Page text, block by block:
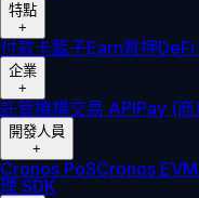
特點
+
付款卡籃子Earn質押
企業
+
託管機構交易 APIPay (商
開發人員
+
Cronos PoSCronos EVM
理 SDK